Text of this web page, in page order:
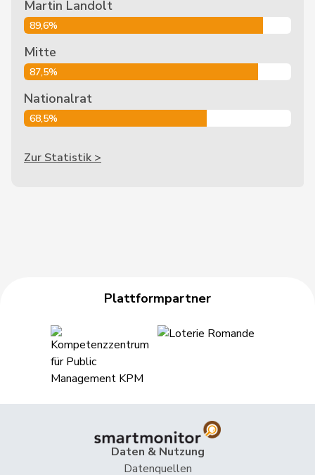
Martin Landolt
89,6%
Mitte
87,5%
Nationalrat
68,5%
Zur Statistik >
Plattformpartner
Daten & Nutzung
Datenquellen